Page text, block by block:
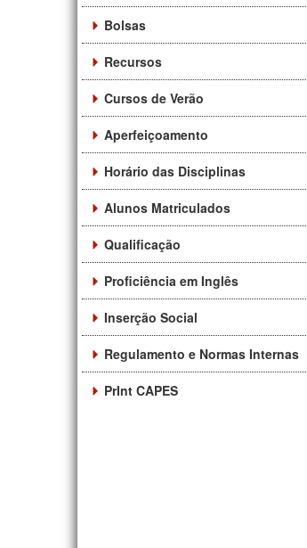
Bolsas
Recursos
Cursos de Verão
Aperfeiçoamento
Horário das Disciplinas
Alunos Matriculados
Qualificação
Proficiência em Inglês
Inserção Social
Regulamento e Normas Internas
PrInt CAPES